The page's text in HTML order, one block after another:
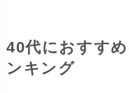
40代におすす
ンキング